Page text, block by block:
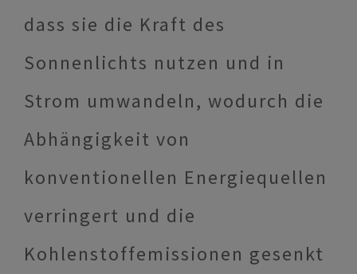
dass sie die Kraft des
Sonnenlichts nutzen und in
Strom umwandeln, wodurch die
Abhängigkeit von
konventionellen Energiequellen
verringert und die
Kohlenstoffemissionen gesenkt